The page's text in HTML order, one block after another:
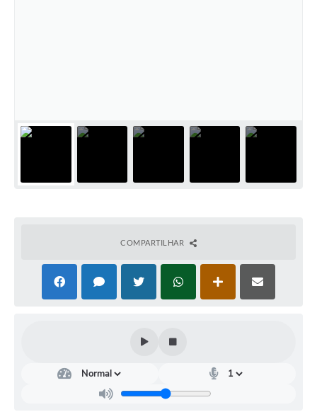
Cronograma coleta de lixo e seletiva
Banco do Povo
Biblioteca
COMPARTILHAR